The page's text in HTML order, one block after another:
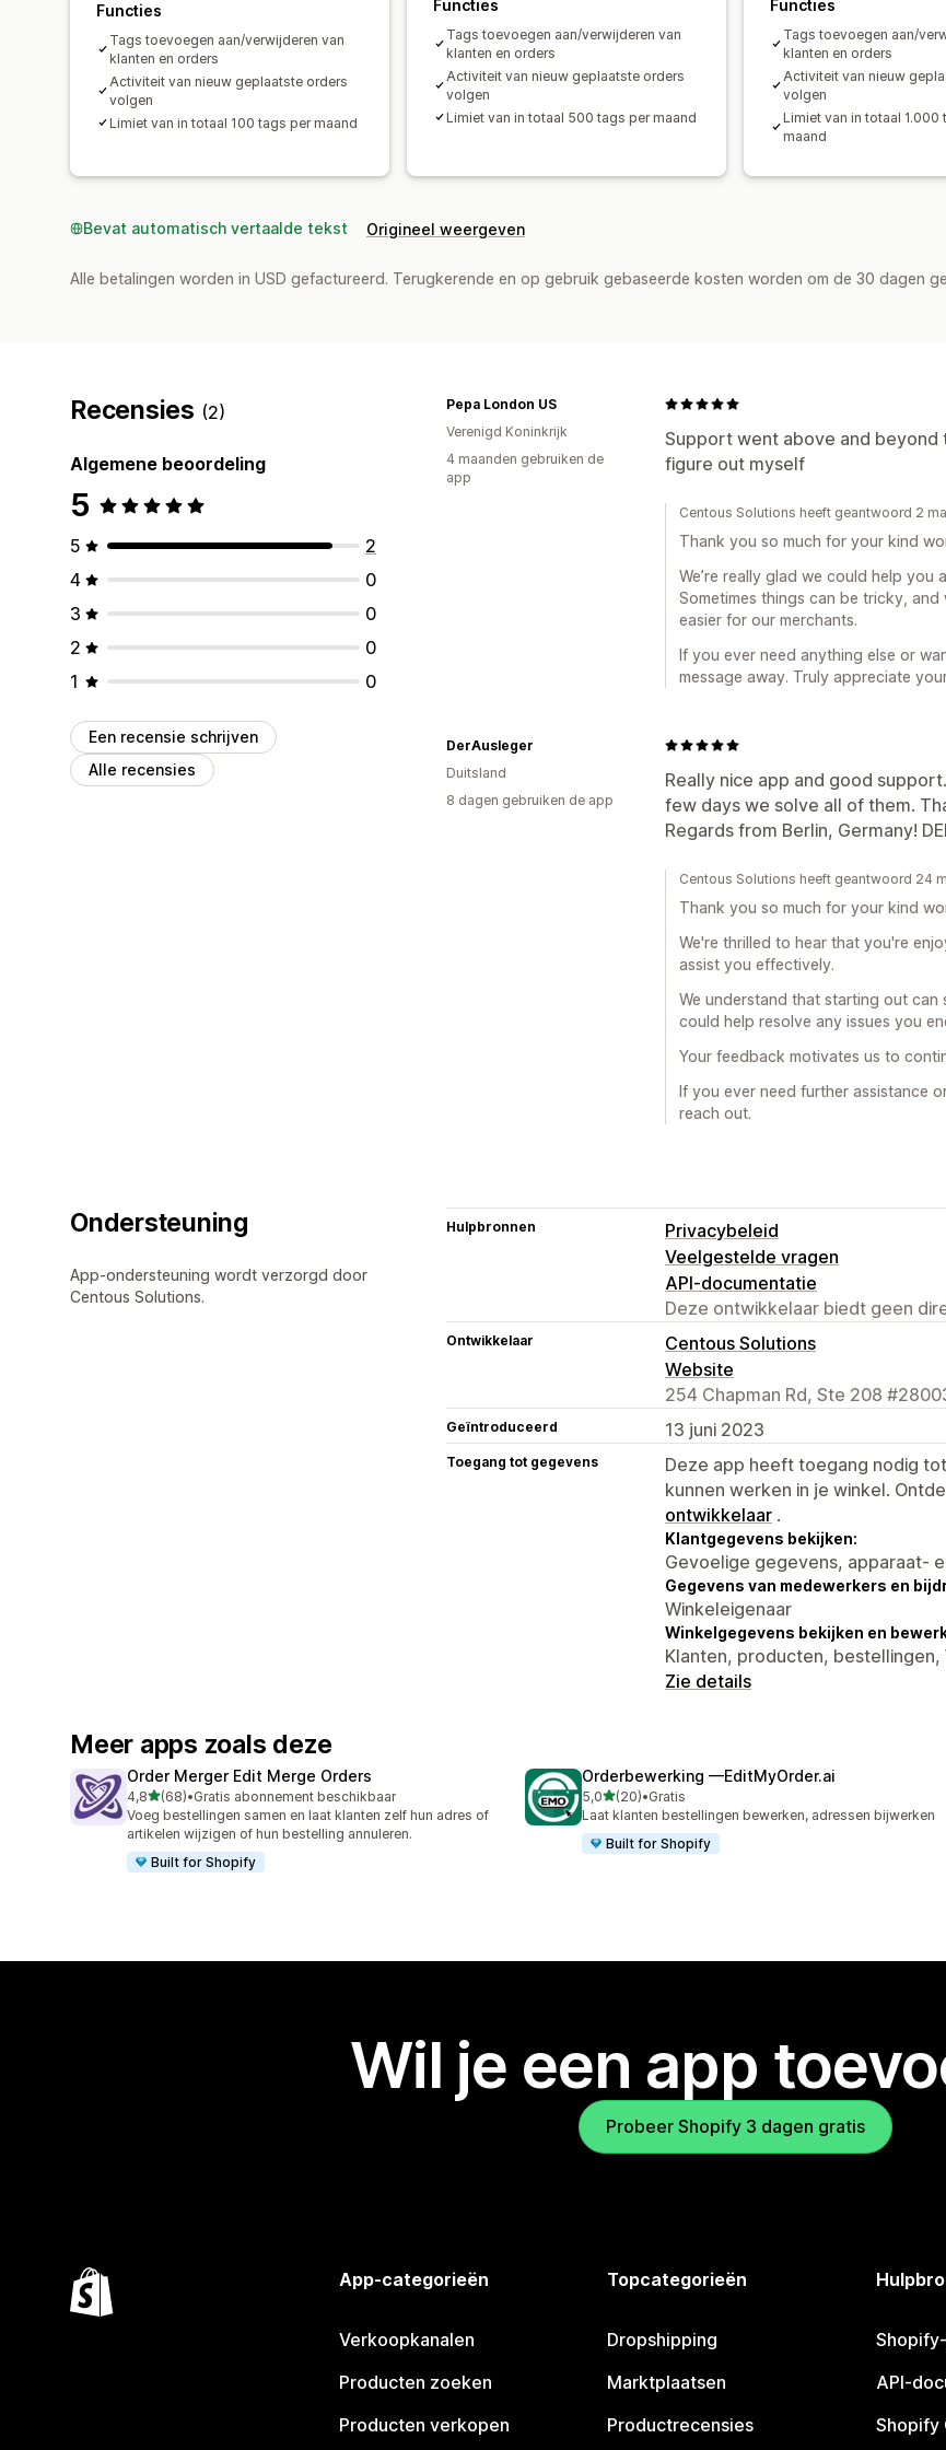
Functies
Tags toevoegen aan/verwijderen van
klanten en orders
Activiteit van nieuw geplaatste orders
volgen
Limiet van in totaal 100 tags per maand
Functies
Tags toevoegen aan/verwijderen van
klanten en orders
Activiteit van nieuw geplaatste orders
volgen
Limiet van in totaal 500 tags per maand
Functies
Tags toevoegen aan/
klanten en orders
Activiteit van nieuw
volgen
Limiet van in totaal 1.000
maand
Bevat automatisch vertaalde tekst Origineel weergeven
Alle betalingen worden in USD gefactureerd. Terugkerende en op gebruik gebaseerde kosten worden om de 30 dagen
Recensies (2)
Algemene beoordeling
5
5
2
4
0
3
0
2
0
1
0
Een recensie schrijven
Alle recensies
Support went above and
figure out myself
Pepa London US
Verenigd Koninkrijk
4 maanden gebruiken de
app
Centous Solutions heeft geantwoord 2
Thank you so much for your kind
We’re really glad we could help
Sometimes things can be tricky,
easier for our merchants.
If you ever need anything else or
message away. Truly appreciate
Really nice app and good
few days we solve all of them.
Regards from Berlin, Germany!
DerAusleger
Duitsland
8 dagen gebruiken de app
Centous Solutions heeft geantwoord 24
Thank you so much for your kind
We're thrilled to hear that you're
assist you effectively.
We understand that starting out can
could help resolve any issues you
Your feedback motivates us to
If you ever need further assistance
reach out.
Ondersteuning
App-ondersteuning wordt verzorgd door
Centous Solutions.
Hulpbronnen
Privacybeleid
Veelgestelde vragen
API-documentatie
Deze ontwikkelaar biedt geen
Ontwikkelaar
Centous Solutions
Website
254 Chapman Rd, Ste 208
Geïntroduceerd 13 juni 2023
Toegang tot gegevens
Deze app heeft toegang nodig
kunnen werken in je winkel.
ontwikkelaar .
Klantgegevens bekijken:
Gevoelige gegevens, apparaat-
Gegevens van medewerkers en
Winkeleigenaar
Winkelgegevens bekijken en
Klanten, producten, bestellingen,
Zie details
Meer apps zoals deze
Order Merger Edit Merge Orders
4,8van 5 sterren
(68)
68 recensies in totaal
•Gratis abonnement beschikbaar
Voeg bestellingen samen en laat klanten zelf hun adres of
artikelen wijzigen of hun bestelling annuleren.
Built for Shopify
Orderbewerking —EditMyOrder.ai
5,0van 5 sterren
(20)
20 recensies in totaal
•Gratis
Laat klanten bestellingen bewerken, adressen bijwerken
Built for Shopify
Wil je een app
Probeer Shopify 3 dagen gratis
App-categorieën
Verkoopkanalen
Producten zoeken
Producten verkopen
Topcategorieën
Dropshipping
Marktplaatsen
Productrecensies
API-
Shopify